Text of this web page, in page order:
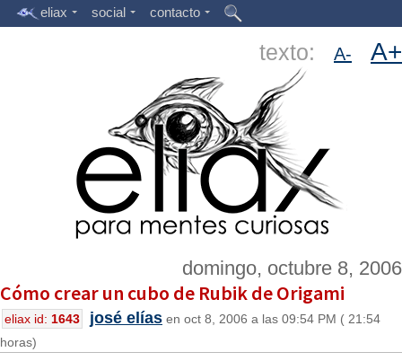
eliax social contacto
texto: A- A+
domingo, octubre 8, 2006
Cómo crear un cubo de Rubik de Origami
eliax id: 1643 josé elías en oct 8, 2006 a las 09:54 PM ( 21:54
horas)